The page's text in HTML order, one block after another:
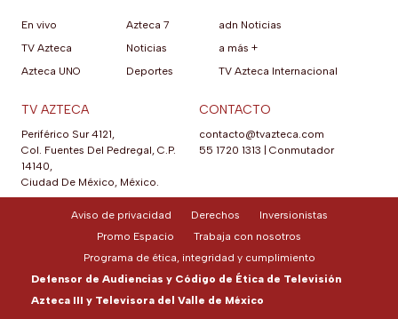
En vivo
TV Azteca
Azteca UNO
Azteca 7
Noticias
Deportes
adn Noticias
a más +
TV Azteca Internacional
TV AZTECA
Periférico Sur 4121,
Col. Fuentes Del Pedregal, C.P.
14140,
Ciudad De México, México.
CONTACTO
contacto@tvazteca.com
55 1720 1313
Conmutador
Aviso de privacidad Derechos
Inversionistas
Promo Espacio
Trabaja con nosotros
Programa de ética, integridad y cumplimiento
Defensor de Audiencias y Código de Ética de Televisión
Azteca III y Televisora del Valle de México